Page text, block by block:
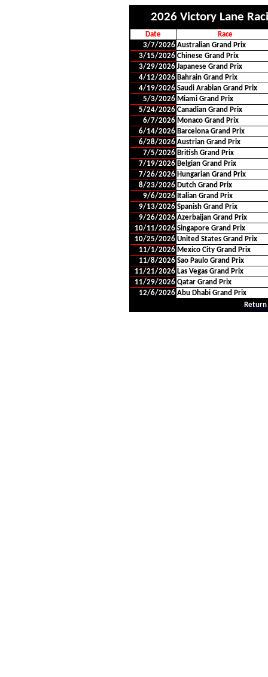
2026 Victory Lane
Date
Race
3/7/2026 Australian Grand Prix
3/15/2026 Chinese Grand Prix
3/29/2026 Japanese Grand Prix
4/12/2026 Bahrain Grand Prix
4/19/2026 Saudi Arabian Grand Prix
5/3/2026 Miami Grand Prix
5/24/2026 Canadian Grand Prix
6/7/2026 Monaco Grand Prix
6/14/2026 Barcelona Grand Prix
6/28/2026 Austrian Grand Prix
7/5/2026 British Grand Prix
7/19/2026 Belgian Grand Prix
7/26/2026 Hungarian Grand Prix
8/23/2026 Dutch Grand Prix
9/6/2026 Italian Grand Prix
9/13/2026 Spanish Grand Prix
9/26/2026 Azerbaijan Grand Prix
10/11/2026 Singapore Grand Prix
10/25/2026 United States Grand Prix
11/1/2026 Mexico City Grand Prix
11/8/2026 Sao Paulo Grand Prix
11/21/2026 Las Vegas Grand Prix
11/29/2026 Qatar Grand Prix
12/6/2026 Abu Dhabi Grand Prix
Return